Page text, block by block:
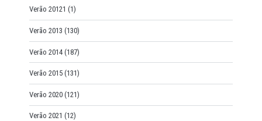
Verão 20121 (1)
Verão 2013 (130)
Verão 2014 (187)
Verão 2015 (131)
Verão 2020 (121)
Verão 2021 (12)